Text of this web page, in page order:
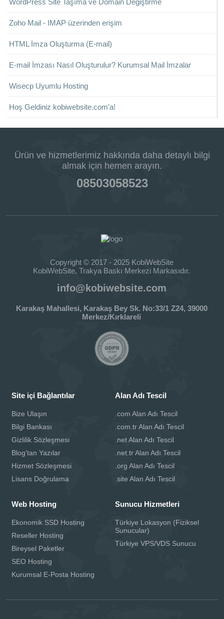
WordPress Site Taşıma ve Domain Değiştirme
Zoho Mail - IMAP üzerinden erişim
HTML İmza Oluşturma (E-mail)
E-mail İmzası Nasıl Oluşturulur? Kurumsal Mail İmzalar
Wisecp Uyumlu Hosting
Hoş Geldiniz kobiwebsite.com'a!
Ürün ve hizmetlerimiz hakkında daha detaylı bilgi
almak için hemen arayın.
08503058523
Copyright © 2017 - 2025 KobiWebSite
KobiWebSite, Trakya Baskı Merkezi Markasıdır.
info@kobiwebsite.com
Karakaş Mahallesi, Karakaş Bey Sk. No:33/1 Z24, 39000
Merkez/Kırklareli
Site içi Bağlantılar
Bize Ulaşın
Bilgi Bankası
Gizlilik Sözleşmesi
Blog'tan Yazılar
Hizmet Sözleşmesi
Lisans Doğrulama
Alan Adı Tescil
.com Alan Adı Tescil
.com.tr Alan Adı Tescil
.net Alan Adı Tescil
.net.tr Alan Adı Tescil
.org Alan Adı Tescil
.site Alan Adı Tescil
Web Hosting
Ekonomik SSD Hosting
Reseller Hosting
Bireysel Paketler
SEO Hosting
Kurumsal E-Posta Hosting
Sunucu Hizmetleri
Türkiye Lokasyon (Fiziksel
Sunucular)
Türkiye VPS/VDS Sunucu